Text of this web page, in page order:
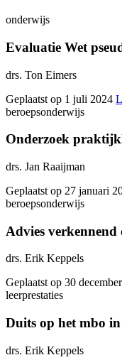
onderwijs
Evaluatie Wet
drs. Ton Eimers
Geplaatst op 1 juli 2024
beroepsonderwijs
Onderzoek
drs. Jan Raaijman
Geplaatst op 27 januari
beroepsonderwijs
Advies
drs. Erik Keppels
Geplaatst op 30
leerprestaties
Duits op het mbo in
drs. Erik Keppels